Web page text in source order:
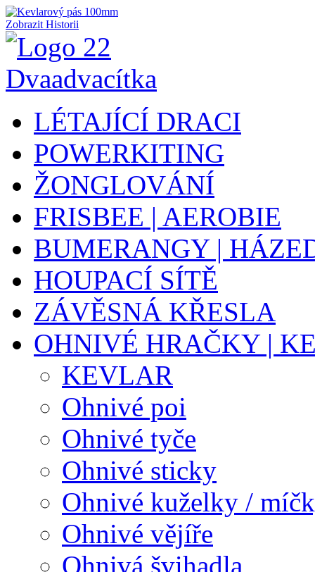
Zobrazit Historii
LÉTAJÍCÍ DRACI
POWERKITING
ŽONGLOVÁNÍ
FRISBEE | AEROBIE
BUMERANGY |
HOUPACÍ SÍTĚ
ZÁVĚSNÁ KŘESLA
OHNIVÉ HRAČKY |
KEVLAR
Ohnivé poi
Ohnivé tyče
Ohnivé sticky
Ohnivé kuželky /
Ohnivé vějíře
Ohnivá švihadla